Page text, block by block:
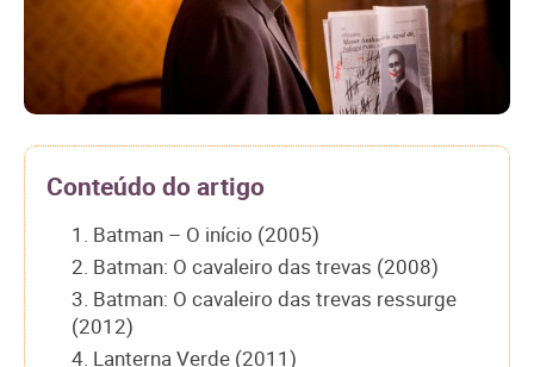
Conteúdo do artigo
1. Batman – O início (2005)
2. Batman: O cavaleiro das trevas (2008)
3. Batman: O cavaleiro das trevas ressurge
(2012)
4. Lanterna Verde (2011)